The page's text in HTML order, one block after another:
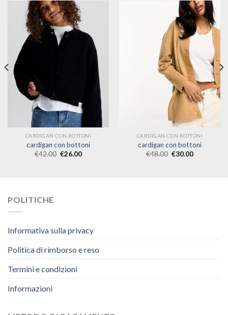
CARDIGAN CON BOTTONI
cardigan con bottoni
€42.00 €26.00
CARDIGAN CON BOTTONI
cardigan con bottoni
€48.00 €30.00
POLITICHE
Informativa sulla privacy
Politica di rimborso e reso
Termini e condizioni
Informazioni